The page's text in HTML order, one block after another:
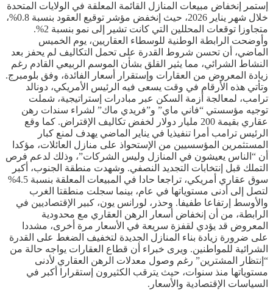
إستمر إنخفاض مبيعات المنازل القائمة المعلقة في الولايات المتحدة
خلال شهر يناير 2026، حيث إنخفض مؤشر توقيع العقود بنسبة 0.8%،
متجاوزا توقعات المحللين التي كانت تشير إلى نمو بنسبة 2%.
وأوضحت الرابطة الوطنية للوسطاء العقاريين، يوم الخميس
الماضي، أن تحسن شروط القدرة على تحمل التكاليف لم يحفز بعد
النشاط الشرائي، مما يثير القلق بشأن الموسم الربيعي القادم رغم
زيادة المعروض من العقارات وإستقرار أسعار الفائدة، وفق بلومبرج.
وتأتي هذه الأرقام في وقت يسعى فيه الرئيس الأمريكي، دونالد
ترامب، لمعالجة أزمة السكن عبر مبادرات إستراتيجية، شملت
توجيه مؤسستي “فاني ماي” و”فريدي ماك” لشراء سندات رهن
عقاري بقيمة 200 مليار دولار لخفض تكاليف الإقتراض. كما وقع
الرئيس ترامب أمرا تنفيذيا في يناير الماضي يهدف لمنع كبار
المستثمرين المؤسسيين من الإستحواذ على منازل العائلات، مؤكدا
أن “الناس يعيشون في المنازل وليس الشركات”، وذلك لدعم فرص
التملك قبل إنتخابات التجديد النصفي. وشهدت منطقة الجنوب، أكبر
سوق عقاري أمريكي، تراجعا حادا في المبيعات المعلقة بنسبة 4.5%
لتصل إلى أدنى مستوياتها في عام، بينما سجلت منطقتا الغرب
والأوسط إرتفاعا طفيفا. وحذر، لورانس يون، كبير الإقتصاديين في
الرابطة، من أن إنخفاض أسعار الرهن العقاري مع محدودية
المعروض قد يؤدي لقفزة سريعة في الأسعار مرة أخرى، مشددا
على ضرورة زيادة بناء المنازل الجديدة لتخفيف الضغط على القدرة
الشرائية للمواطنين. ويرى خبراء أن قطاع العقارات يواجه حالة من
“إنتظار المشترين” رغم وصول معدلات الرهن العقاري لأدنى
مستوياتها منذ سنوات، حيث يترقب الكثيرون إستقرارا أكبر في
السياسات الإقتصادية والأسعار.